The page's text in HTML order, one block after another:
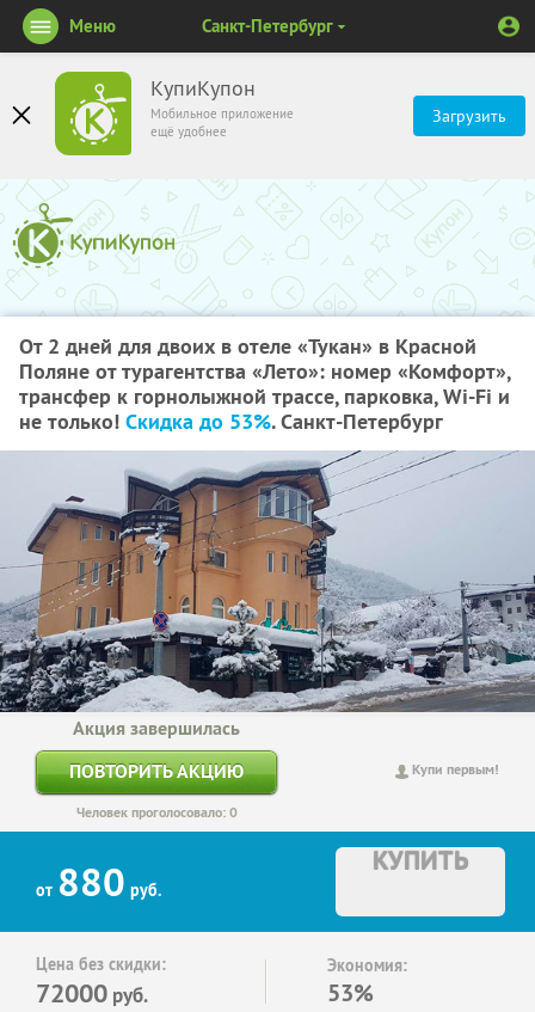
КупиКупон
Мобильное приложение
ещё удобнее
Загрузить
Меню Санкт-Петербург
От 2 дней для двоих в отеле «Тукан» в Красной
Поляне от турагентства «Лето»: номер «Комфорт»,
трансфер к горнолыжной трассе, парковка, Wi-Fi и
не только! Скидка до 53%. Санкт-Петербург
Купи первым!
Акция завершилась
ПОВТОРИТЬ АКЦИЮ
Человек проголосовало: 0
от 880 руб.
КУПИТЬ
Цена без скидки:
72000 руб.
Экономия:
53%